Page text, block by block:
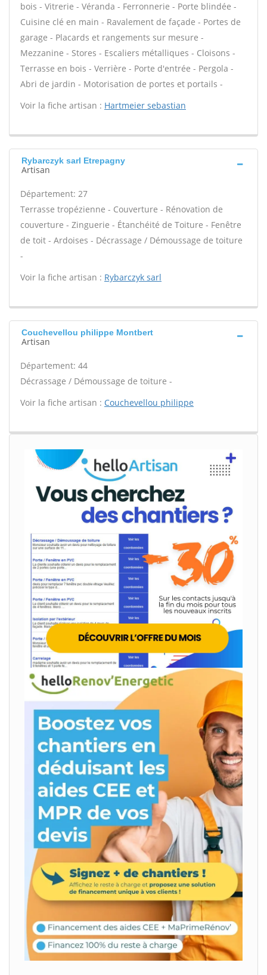
bois - Vitrerie - Véranda - Ferronnerie - Porte blindée -
Cuisine clé en main - Ravalement de façade - Portes de
garage - Placards et rangements sur mesure -
Mezzanine - Stores - Escaliers métalliques - Cloisons -
Terrasse en bois - Verrière - Porte d'entrée - Pergola -
Abri de jardin - Motorisation de portes et portails -
Voir la fiche artisan : Hartmeier sebastian
Rybarczyk sarl Etrepagny
Artisan
Département: 27
Terrasse tropézienne - Couverture - Rénovation de
couverture - Zinguerie - Étanchéité de Toiture - Fenêtre
de toit - Ardoises - Décrassage / Démoussage de toiture
-
Voir la fiche artisan : Rybarczyk sarl
Couchevellou philippe Montbert
Artisan
Département: 44
Décrassage / Démoussage de toiture -
Voir la fiche artisan : Couchevellou philippe